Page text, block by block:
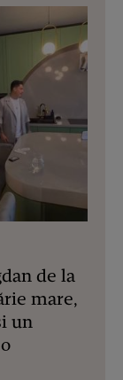
de la
mare,
un